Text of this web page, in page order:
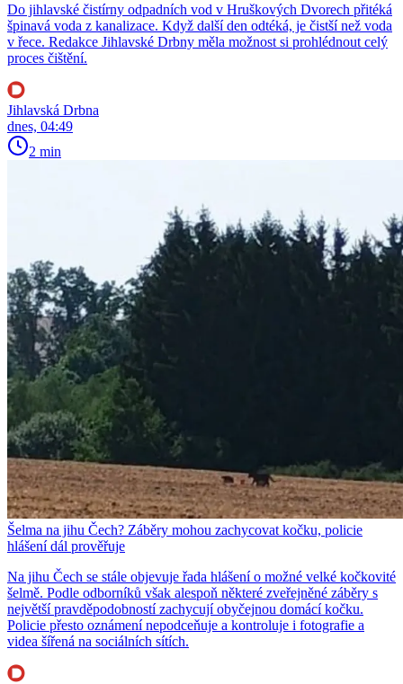
Do jihlavské čistírny odpadních vod v Hruškových Dvorech přitéká
špinavá voda z kanalizace. Když další den odtéká, je čistší než voda
v řece. Redakce Jihlavské Drbny měla možnost si prohlédnout celý
proces čištění.
Jihlavská Drbna
dnes, 04:49
2 min
Šelma na jihu Čech? Záběry mohou zachycovat kočku, policie
hlášení dál prověřuje
Na jihu Čech se stále objevuje řada hlášení o možné velké kočkovité
šelmě. Podle odborníků však alespoň některé zveřejněné záběry s
největší pravděpodobností zachycují obyčejnou domácí kočku.
Policie přesto oznámení nepodceňuje a kontroluje i fotografie a
videa šířená na sociálních sítích.